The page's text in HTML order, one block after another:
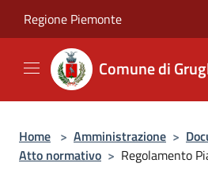
Regione Piemonte
Comune di
Home > Amministrazione >
Atto normativo > Regolamento